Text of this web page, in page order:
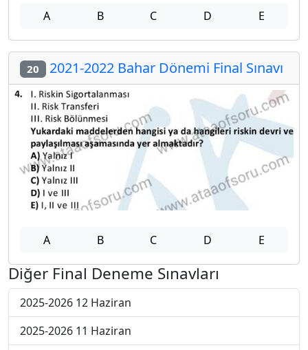
A B C D E
20 2021-2022 Bahar Dönemi Final Sınavı
A B C D E
Diğer Final Deneme Sınavları
2025-2026 12 Haziran
2025-2026 11 Haziran